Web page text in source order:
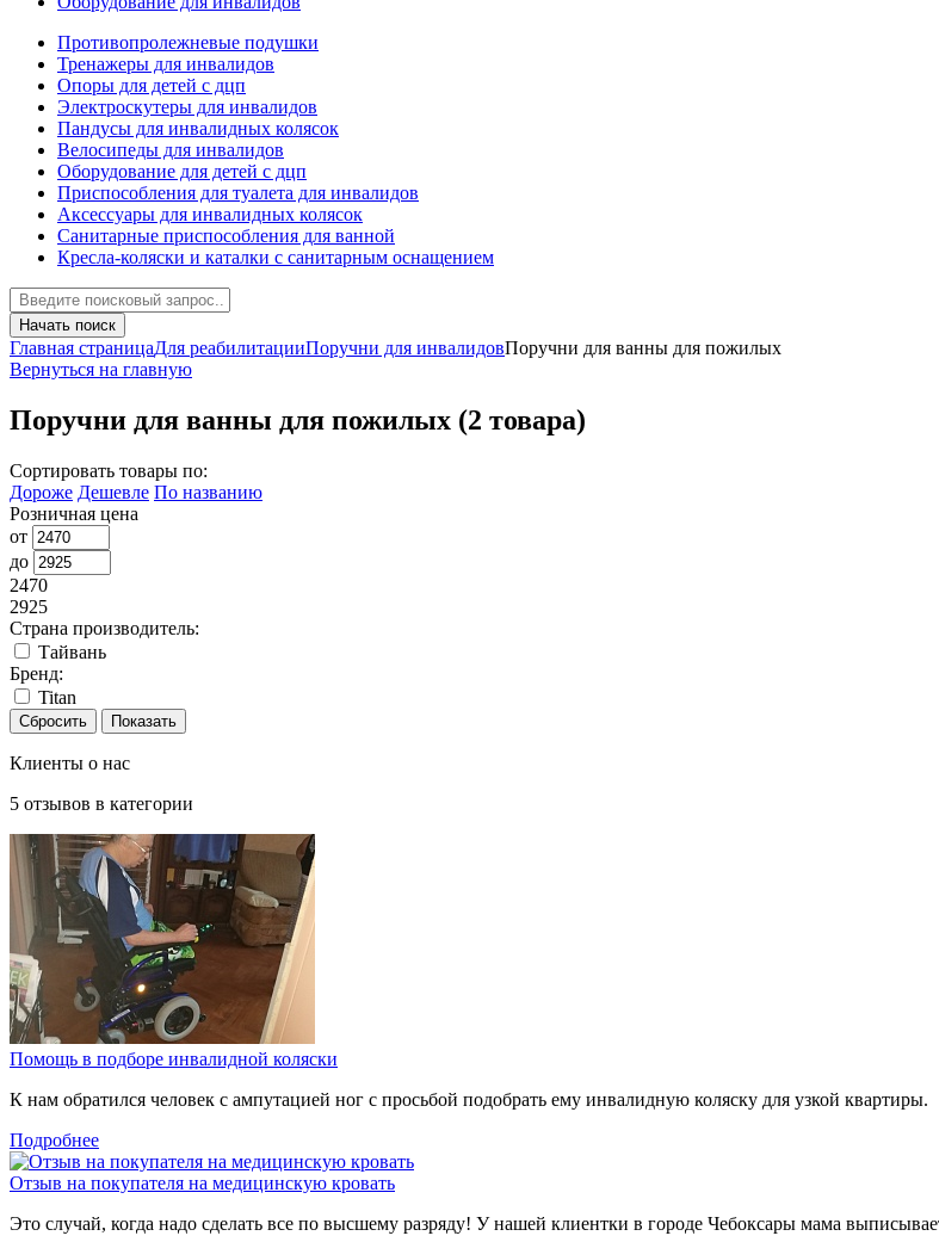
Противопролежневые подушки
Тренажеры для инвалидов
Опоры для детей с дцп
Электроскутеры для инвалидов
Пандусы для инвалидных колясок
Велосипеды для инвалидов
Оборудование для детей с дцп
Приспособления для туалета для инвалидов
Аксессуары для инвалидных колясок
Санитарные приспособления для ванной
Кресла-коляски и каталки с санитарным оснащением
Начать поиск
Главная страницаДля реабилитацииПоручни для инвалидовПоручни для ванны для пожилых
Вернуться на главную
Поручни для ванны для пожилых (2 товара)
Сортировать товары по:
Дороже Дешевле По названию
Розничная цена
от
до
2470
2925
Страна производитель:
Тайвань
Бренд:
Titan
Клиенты о нас
5 отзывов в категории
Помощь в подборе инвалидной коляски
К нам обратился человек с ампутацией ног с просьбой подобрать ему инвалидную коляску для узкой квартиры.
Подробнее
Отзыв на покупателя на медицинскую кровать
Это случай, когда надо сделать все по высшему разряду! У нашей клиентки в городе Чебоксары мама